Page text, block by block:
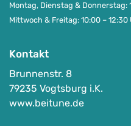
Montag, Dienstag & Donnerstag:
Mittwoch & Freitag: 10:00 – 12:30
Kontakt
Brunnenstr. 8
79235 Vogtsburg i.K.
www.beitune.de